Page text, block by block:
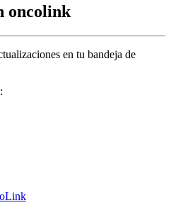
oncolink
en tu bandeja de